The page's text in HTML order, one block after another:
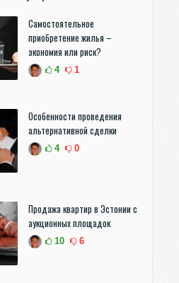
Самостоятельное
приобретение жилья –
экономия или риск?
4 1
Особенности проведения
альтернативной сделки
4 0
Продажа квартир в Эстонии с
аукционных площадок
10 6